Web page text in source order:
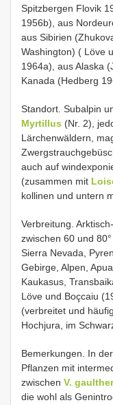
Spitzbergen Flovik
1956b), aus
aus Sibirien
Washington) ( Löve
1964a), aus Alaska
Kanada (Hedberg
Standort. Subalpin
Myrtillus (Nr. 2),
Lärchenwäldern,
auch auf
(zusammen mit
kollinen und untern
Verbreitung.
zwischen 60 und
Sierra Nevada,
Gebirge, Alpen,
Kaukasus,
Löve und Boçcaiu
(verbreitet und
Hochjura, im
Bemerkungen. In
Pflanzen mit
zwischen V.
die wohl als